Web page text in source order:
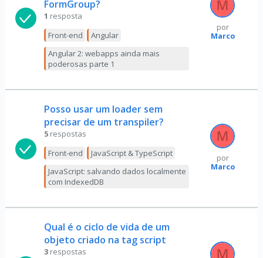
FormGroup?
1 resposta
Front-end
Angular
Angular 2: webapps ainda mais
poderosas parte 1
por
Marco
Posso usar um loader sem
precisar de um transpiler?
5 respostas
Front-end
JavaScript & TypeScript
JavaScript: salvando dados localmente
com IndexedDB
por
Marco
Qual é o ciclo de vida de um
objeto criado na tag script
3 respostas